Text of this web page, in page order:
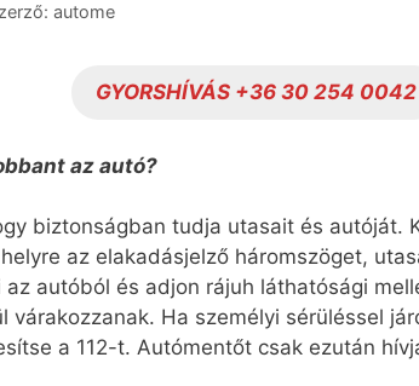
autome
GYORSHÍVÁS +36 30 254 0042
az autó?
biztonságban tudja utasait és autóját.
az elakadásjelző háromszöget,
autóból és adjon rájuh láthatósági
várakozzanak. Ha személyi sérüléssel
a 112-t. Autómentőt csak ezután